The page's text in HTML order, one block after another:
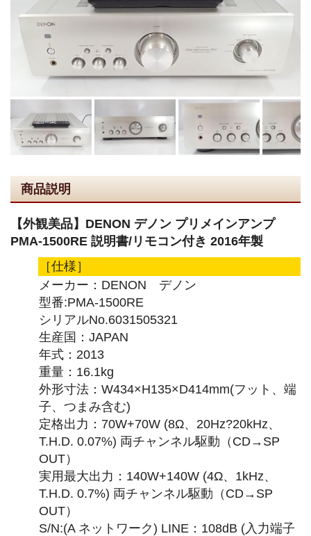
商品説明
【外観美品】DENON デノン プリメインアンプ
PMA-1500RE 説明書/リモコン付き 2016年製
［仕様］
メーカー：DENON デノン
型番:PMA-1500RE
シリアルNo.6031505321
生産国：JAPAN
年式：2013
重量：16.1kg
外形寸法：W434×H135×D414mm(フット、端
子、つまみ含む)
定格出力：70W+70W (8Ω、20Hz?20kHz、
T.H.D. 0.07%) 両チャンネル駆動（CD→SP
OUT）
実用最大出力：140W+140W (4Ω、1kHz、
T.H.D. 0.7%) 両チャンネル駆動（CD→SP
OUT）
S/N:(A ネットワーク) LINE：108dB (入力端子